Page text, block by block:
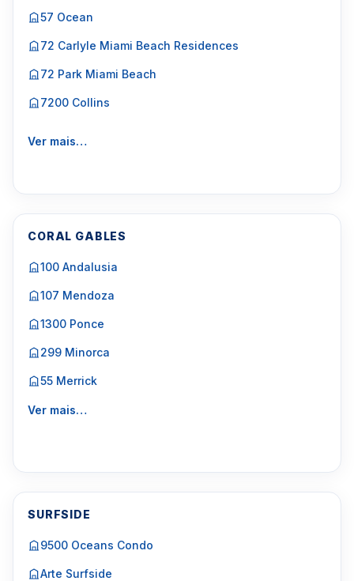
57 Ocean
72 Carlyle Miami Beach Residences
72 Park Miami Beach
7200 Collins
Ver mais…
CORAL GABLES
100 Andalusia
107 Mendoza
1300 Ponce
299 Minorca
55 Merrick
Ver mais…
SURFSIDE
9500 Oceans Condo
Arte Surfside